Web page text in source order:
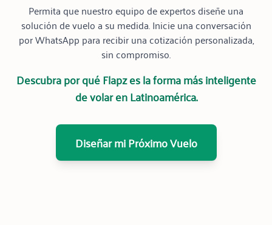
Permita que nuestro equipo de expertos diseñe una
solución de vuelo a su medida. Inicie una conversación
por WhatsApp para recibir una cotización personalizada,
sin compromiso.
Descubra por qué Flapz es la forma más inteligente
de volar en Latinoamérica.
Diseñar mi Próximo Vuelo